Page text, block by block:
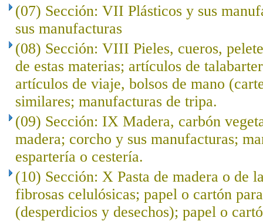
(07) Sección: VII Plásticos y sus
sus manufacturas
(08) Sección: VIII Pieles, cueros,
de estas materias; artículos de
artículos de viaje, bolsos de mano
similares; manufacturas de tripa.
(09) Sección: IX Madera, carbón
madera; corcho y sus manufacturas;
espartería o cestería.
(10) Sección: X Pasta de madera o de
fibrosas celulósicas; papel o cartón
(desperdicios y desechos); papel o